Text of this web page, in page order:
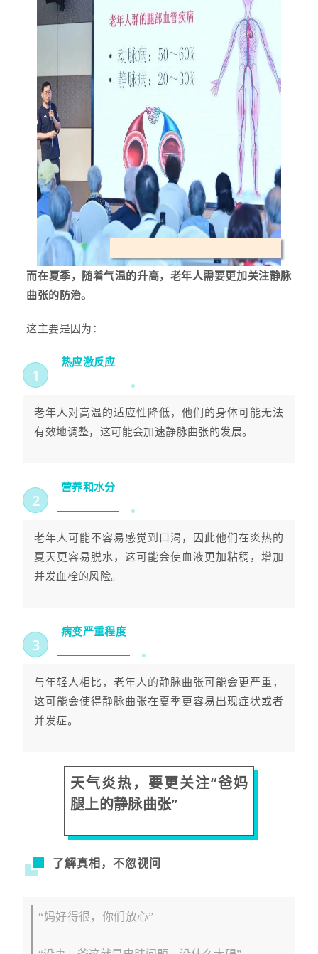
而在夏季，随着气温的升高，老年人需要更加关注静脉
曲张的防治。
这主要是因为：
1
热应激反应
老年人对高温的适应性降低，他们的身体可能无法
有效地调整，这可能会加速静脉曲张的发展。
2
营养和水分
老年人可能不容易感觉到口渴，因此他们在炎热的
夏天更容易脱水，这可能会使血液更加粘稠，增加
并发血栓的风险。
3
病变严重程度
与年轻人相比，老年人的静脉曲张可能会更严重，
这可能会使得静脉曲张在夏季更容易出现症状或者
并发症。
天气炎热，要更关注“爸妈
腿上的静脉曲张”
了解真相，不忽视问
“妈好得很，你们放心”